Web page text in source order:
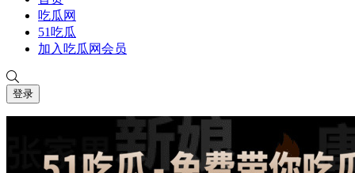
吃瓜网
51吃瓜
加入吃瓜网会员
登录